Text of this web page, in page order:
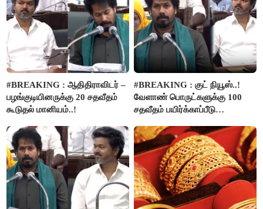
#BREAKING : ஆதிதிராவிடர் –
பழங்குடியினருக்கு 20 சதவீதம்
கூடுதல் மானியம்..!
#BREAKING : குட் நியூஸ்..!
வேளாண் பொருட்களுக்கு 100
சதவீதம் பயிர்க்காப்பீடு
வினோத்..!